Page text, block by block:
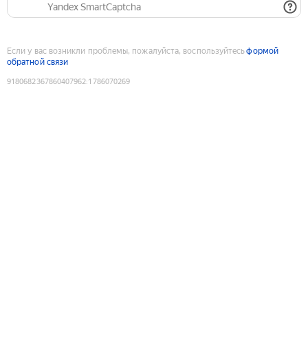
Yandex SmartCaptcha
Если у вас возникли проблемы, пожалуйста, воспользуйтесьформой
обратной связи
9180682367860407962:1786070269